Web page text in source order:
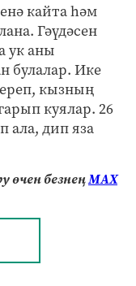
кайта һәм
Гәүдәсен
ук аны
булалар. Ике
кызның
куялар. 26
ала, дип яза
өчен безнеңМАХ